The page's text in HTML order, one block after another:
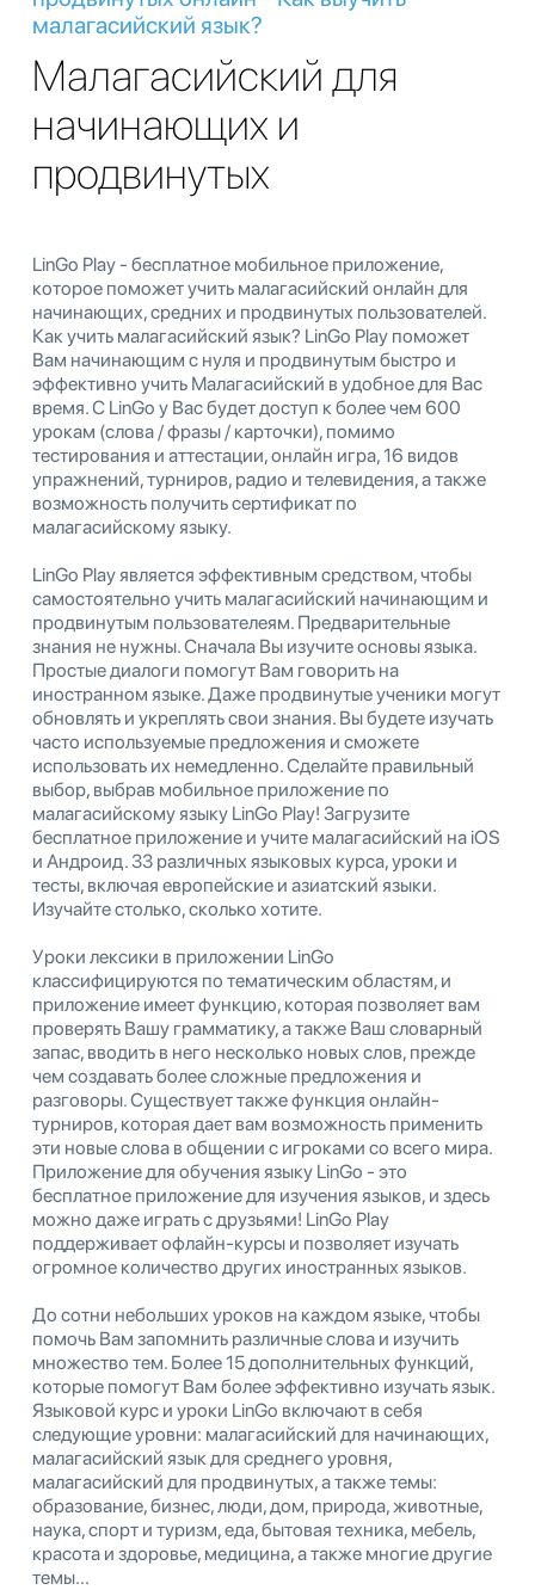
малагасийский язык?
Малагасийский для
начинающих и
продвинутых
LinGo Play - бесплатное мобильное приложение,
которое поможет учить малагасийский онлайн для
начинающих, средних и продвинутых пользователей.
Как учить малагасийский язык? LinGo Play поможет
Вам начинающим с нуля и продвинутым быстро и
эффективно учить Малагасийский в удобное для Вас
время. С LinGo у Вас будет доступ к более чем 600
урокам (слова / фразы / карточки), помимо
тестирования и аттестации, онлайн игра, 16 видов
упражнений, турниров, радио и телевидения, а также
возможность получить сертификат по
малагасийскому языку.
LinGo Play является эффективным средством, чтобы
самостоятельно учить малагасийский начинающим и
продвинутым пользователеям. Предварительные
знания не нужны. Сначала Вы изучите основы языка.
Простые диалоги помогут Вам говорить на
иностранном языке. Даже продвинутые ученики могут
обновлять и укреплять свои знания. Вы будете изучать
часто используемые предложения и сможете
использовать их немедленно. Сделайте правильный
выбор, выбрав мобильное приложение по
малагасийскому языку LinGo Play! Загрузите
бесплатное приложение и учите малагасийский на iOS
и Андроид. 33 различных языковых курса, уроки и
тесты, включая европейские и азиатский языки.
Изучайте столько, сколько хотите.
Уроки лексики в приложении LinGo
классифицируются по тематическим областям, и
приложение имеет функцию, которая позволяет вам
проверять Вашу грамматику, а также Ваш словарный
запас, вводить в него несколько новых слов, прежде
чем создавать более сложные предложения и
разговоры. Существует также функция онлайн-
турниров, которая дает вам возможность применить
эти новые слова в общении с игроками со всего мира.
Приложение для обучения языку LinGo - это
бесплатное приложение для изучения языков, и здесь
можно даже играть с друзьями! LinGo Play
поддерживает офлайн-курсы и позволяет изучать
огромное количество других иностранных языков.
До сотни небольших уроков на каждом языке, чтобы
помочь Вам запомнить различные слова и изучить
множество тем. Более 15 дополнительных функций,
которые помогут Вам более эффективно изучать язык.
Языковой курс и уроки LinGo включают в себя
следующие уровни: малагасийский для начинающих,
малагасийский язык для среднего уровня,
малагасийский для продвинутых, а также темы:
образование, бизнес, люди, дом, природа, животные,
наука, спорт и туризм, еда, бытовая техника, мебель,
красота и здоровье, медицина, а также многие другие
темы...